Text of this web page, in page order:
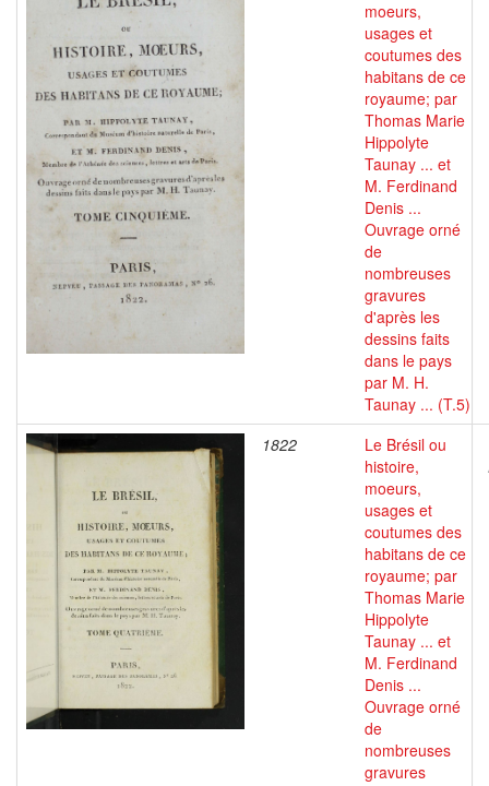
moeurs,
usages et
coutumes des
habitans de ce
royaume; par
Thomas Marie
Hippolyte
Taunay ... et
M. Ferdinand
Denis ...
Ouvrage orné
de
nombreuses
gravures
d'après les
dessins faits
dans le pays
par M. H.
Taunay ... (T.5)
1822
Le Brésil ou
histoire,
moeurs,
usages et
coutumes des
habitans de ce
royaume; par
Thomas Marie
Hippolyte
Taunay ... et
M. Ferdinand
Denis ...
Ouvrage orné
de
nombreuses
gravures